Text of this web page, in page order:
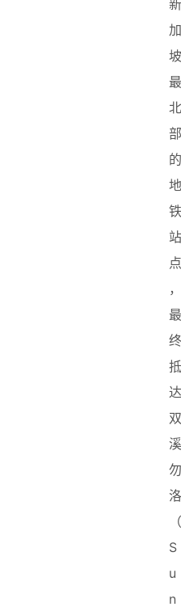
新
加
坡
最
北
部
的
地
铁
站
点
，
最
终
抵
达
双
溪
勿
洛
（
S
u
n